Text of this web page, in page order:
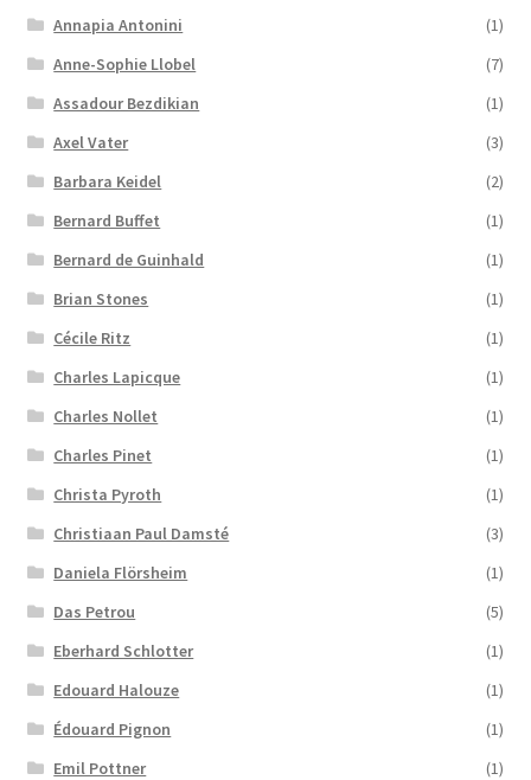
Annapia Antonini
(1)
Anne-Sophie Llobel
(7)
Assadour Bezdikian
(1)
Axel Vater
(3)
Barbara Keidel
(2)
Bernard Buffet
(1)
Bernard de Guinhald
(1)
Brian Stones
(1)
Cécile Ritz
(1)
Charles Lapicque
(1)
Charles Nollet
(1)
Charles Pinet
(1)
Christa Pyroth
(1)
Christiaan Paul Damsté
(3)
Daniela Flörsheim
(1)
Das Petrou
(5)
Eberhard Schlotter
(1)
Edouard Halouze
(1)
Édouard Pignon
(1)
Emil Pottner
(1)